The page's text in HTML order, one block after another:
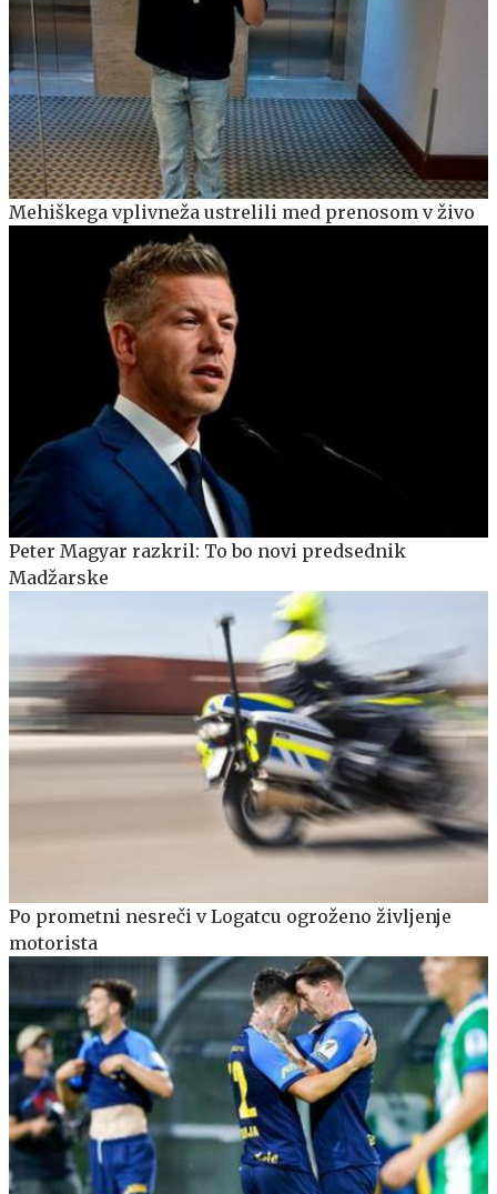
Mehiškega vplivneža ustrelili med prenosom v živo
Peter Magyar razkril: To bo novi predsednik
Madžarske
Po prometni nesreči v Logatcu ogroženo življenje
motorista